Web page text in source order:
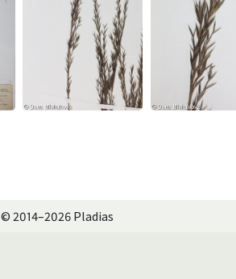
© 2014–2026 Pladias